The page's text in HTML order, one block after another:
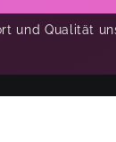
und Qualität